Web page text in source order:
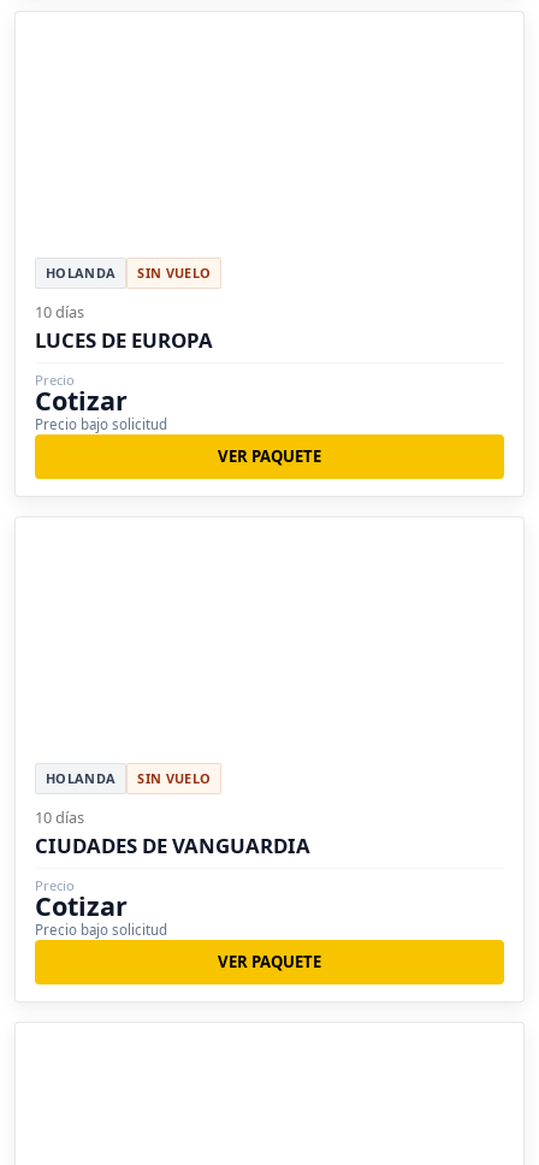
HOLANDA SIN VUELO
10 días
LUCES DE EUROPA
Precio
Cotizar
Precio bajo solicitud
VER PAQUETE
HOLANDA SIN VUELO
10 días
CIUDADES DE VANGUARDIA
Precio
Cotizar
Precio bajo solicitud
VER PAQUETE